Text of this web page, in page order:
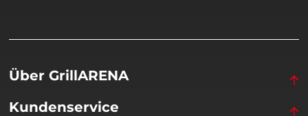
Über GrillARENA
Kundenservice